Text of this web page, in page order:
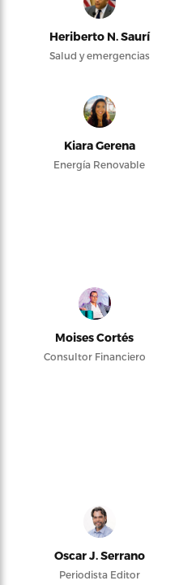
Heriberto N. Saurí
Salud y emergencias
Kiara Gerena
Energía Renovable
Moises Cortés
Consultor Financiero
Oscar J. Serrano
Periodista Editor